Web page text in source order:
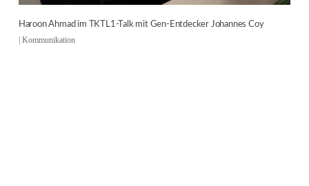
Haroon Ahmad im TKTL1-Talk mit Gen-Entdecker Johannes Coy
Kommunikation